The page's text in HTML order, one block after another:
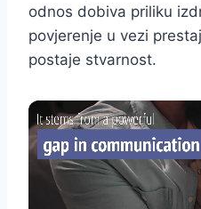
odnos dobiva priliku
povjerenje u vezi
postaje stvarnost.